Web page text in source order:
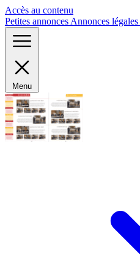
Accès au contenu
Petites annonces Annonces légales
Menu
Panneau de gestion des cookies